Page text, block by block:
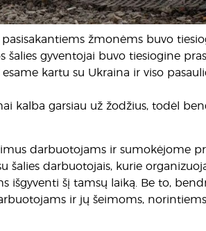
žmonėms buvo
gyventojai buvo tiesiogine
kartu su Ukraina ir viso
kalba garsiau už žodžius, todėl
darbuotojams ir sumokėjome
šalies darbuotojais, kurie
išgyventi šį tamsų laiką. Be to,
ir jų šeimoms, norintiems